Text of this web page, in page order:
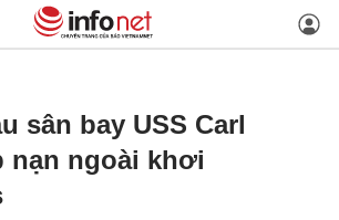
sân bay USS Carl
nạn ngoài khơi